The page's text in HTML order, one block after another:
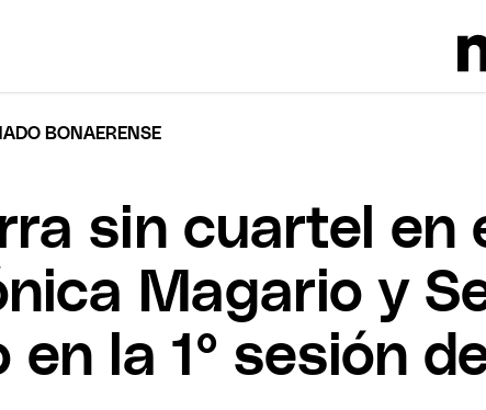
BONAERENSE
sin cuartel en
Magario y
en la 1° sesión